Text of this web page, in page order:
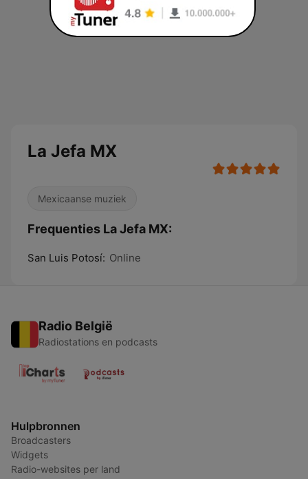
La Jefa MX
Mexicaanse muziek
Frequenties La Jefa MX:
San Luis Potosí: Online
Radio België
Radiostations en podcasts
Hulpbronnen
Broadcasters
Widgets
Radio-websites per land